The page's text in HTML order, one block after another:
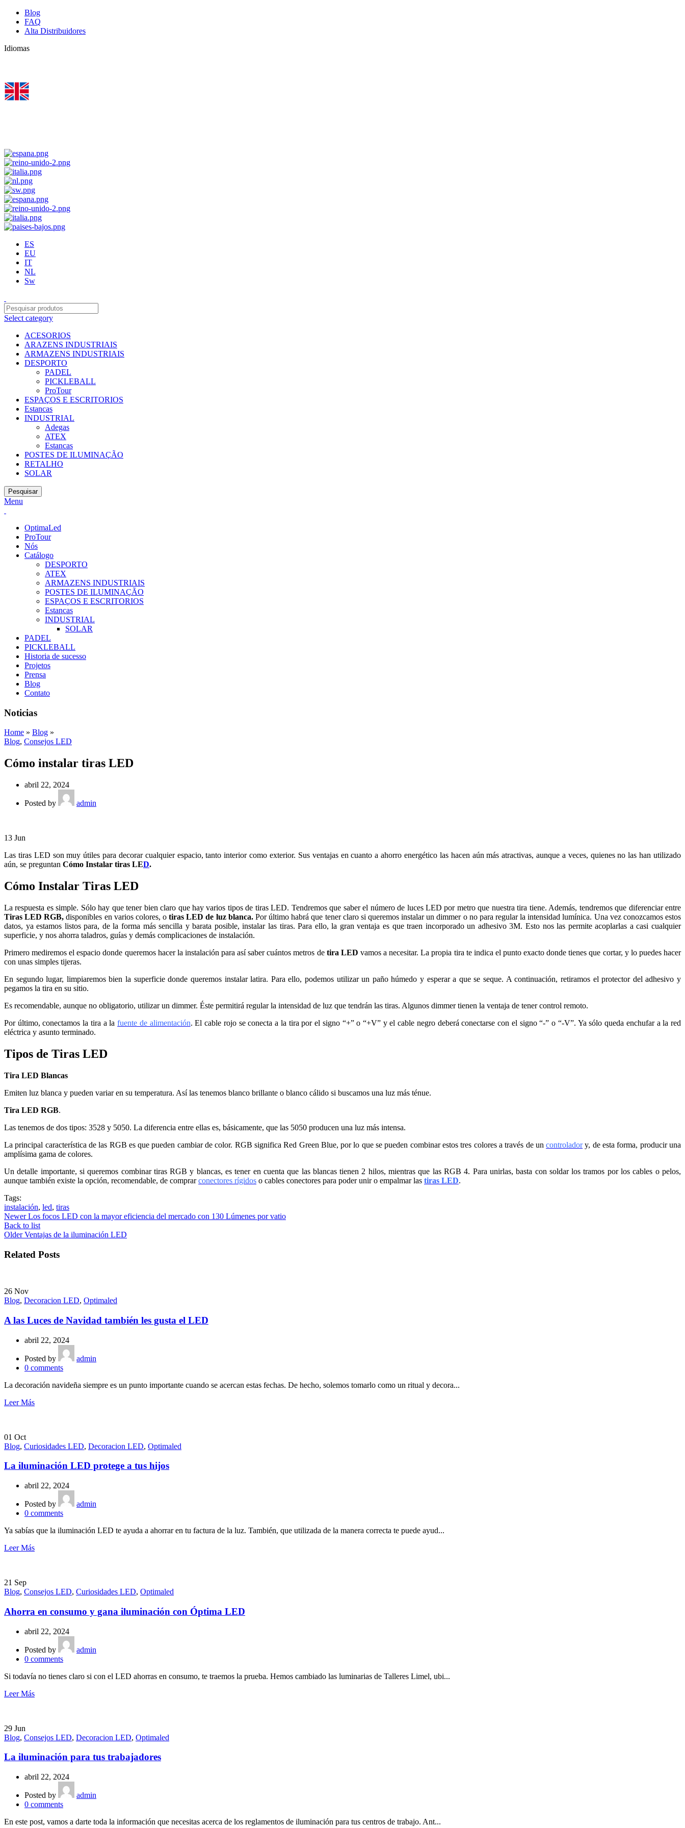
Blog
FAQ
Alta Distribuidores
Idiomas
ES
EU
IT
NL
Sw
Select category
ACESORIOS
ARAZENS INDUSTRIAIS
ARMAZENS INDUSTRIAIS
DESPORTO
PADEL
PICKLEBALL
ProTour
ESPAÇOS E ESCRITORIOS
Estancas
INDUSTRIAL
Adegas
ATEX
Estancas
POSTES DE ILUMINAÇÃO
RETALHO
SOLAR
Pesquisar
Menu
OptimaLed
ProTour
Nós
Catálogo
DESPORTO
ATEX
ARMAZENS INDUSTRIAIS
POSTES DE ILUMINAÇÃO
ESPAÇOS E ESCRITORIOS
Estancas
INDUSTRIAL
SOLAR
PADEL
PICKLEBALL
Historia de sucesso
Projetos
Prensa
Blog
Contato
Noticias
Home » Blog »
Blog, Consejos LED
Cómo instalar tiras LED
abril 22, 2024
Posted by admin
13 Jun
Las tiras LED son muy útiles para decorar cualquier espacio, tanto interior como exterior. Sus ventajas en cuanto a ahorro energético las hacen aún más atractivas, aunque a veces, quienes no las han utilizado
aún, se preguntan Cómo Instalar tiras LED.
Cómo Instalar Tiras LED
La respuesta es simple. Sólo hay que tener bien claro que hay varios tipos de tiras LED. Tendremos que saber el número de luces LED por metro que nuestra tira tiene. Además, tendremos que diferenciar entre
Tiras LED RGB, disponibles en varios colores, otiras LED de luz blanca.Por último habrá que tener claro si queremos instalar un dimmer o no para regular la intensidad lumínica. Una vez conozcamos estos
datos, ya estamos listos para, de la forma más sencilla y barata posible, instalar las tiras. Para ello, la gran ventaja es que traen incorporado un adhesivo 3M. Esto nos las permite acoplarlas a casi cualquier
superficie, y nos ahorra taladros, guías y demás complicaciones de instalación.
Primero mediremos el espacio donde queremos hacer la instalación para así saber cuántos metros de tira LED vamos a necesitar. La propia tira te indica el punto exacto donde tienes que cortar, y lo puedes hacer
con unas simples tijeras.
En segundo lugar, limpiaremos bien la superficie donde queremos instalar latira. Para ello, podemos utilizar un paño húmedo y esperar a que se seque. A continuación, retiramos el protector del adhesivo y
pegamos la tira en su sitio.
Es recomendable, aunque no obligatorio, utilizar un dimmer. Éste permitirá regular la intensidad de luz que tendrán las tiras. Algunos dimmer tienen la ventaja de tener control remoto.
Por último, conectamos la tira a lafuente de alimentación. El cable rojo se conecta a la tira por el signo “+” o “+V” y el cable negro deberá conectarse con el signo “-” o “-V”. Ya sólo queda enchufar a la red
eléctrica y asunto terminado.
Tipos de Tiras LED
Tira LED Blancas
Emiten luz blanca y pueden variar en su temperatura. Así las tenemos blanco brillante o blanco cálido si buscamos una luz más ténue.
Tira LED RGB.
Las tenemos de dos tipos: 3528 y 5050. La diferencia entre ellas es, básicamente, que las 5050 producen una luz más intensa.
La principal característica de las RGB es que pueden cambiar de color. RGB significa Red Green Blue, por lo que se pueden combinar estos tres colores a través de uncontroladory, de esta forma, producir una
amplísima gama de colores.
Un detalle importante, si queremos combinar tiras RGB y blancas, es tener en cuenta que las blancas tienen 2 hilos, mientras que las RGB 4. Para unirlas, basta con soldar los tramos por los cables o pelos,
aunque también existe la opción, recomendable, de comprarconectores rígidos o cables conectores para poder unir o empalmar las tiras LED.
Tags:
instalación, led, tiras
Newer Los focos LED con la mayor eficiencia del mercado con 130 Lúmenes por vatio
Back to list
Older Ventajas de la iluminación LED
Related Posts
26 Nov
Blog, Decoracion LED, Optimaled
A las Luces de Navidad también les gusta el LED
abril 22, 2024
Posted by
admin
0 comments
La decoración navideña siempre es un punto importante cuando se acercan estas fechas. De hecho, solemos tomarlo como un ritual y decora...
Leer Más
01 Oct
Blog, Curiosidades LED, Decoracion LED, Optimaled
La iluminación LED protege a tus hijos
abril 22, 2024
Posted by
admin
0 comments
Ya sabías que la iluminación LED te ayuda a ahorrar en tu factura de la luz. También, que utilizada de la manera correcta te puede ayud...
Leer Más
21 Sep
Blog, Consejos LED, Curiosidades LED, Optimaled
Ahorra en consumo y gana iluminación con Óptima LED
abril 22, 2024
Posted by
admin
0 comments
Si todavía no tienes claro si con el LED ahorras en consumo, te traemos la prueba. Hemos cambiado las luminarias de Talleres Limel, ubi...
Leer Más
29 Jun
Blog, Consejos LED, Decoracion LED, Optimaled
La iluminación para tus trabajadores
abril 22, 2024
Posted by
admin
0 comments
En este post, vamos a darte toda la información que necesitas acerca de los reglamentos de iluminación para tus centros de trabajo. Ant...